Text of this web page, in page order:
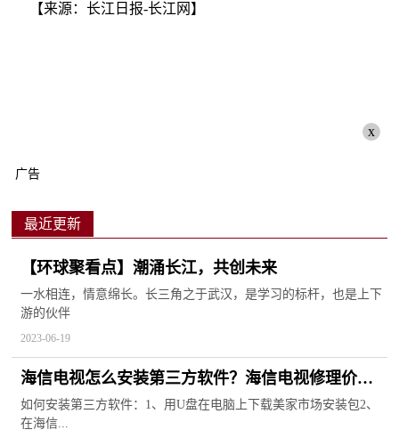
【来源：长江日报-长江网】
x
广告
最近更新
【环球聚看点】潮涌长江，共创未来
一水相连，情意绵长。长三角之于武汉，是学习的标杆，也是上下
游的伙伴
2023-06-19
海信电视怎么安装第三方软件？海信电视修理价目
表
如何安装第三方软件：1、用U盘在电脑上下载美家市场安装包2、
在海信...